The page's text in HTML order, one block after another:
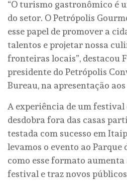
“O turismo gastronômico é
do setor. O Petrópolis
esse papel de promover a
talentos e projetar nossa
fronteiras locais”, destacou
presidente do Petrópolis
Bureau, na apresentação
A experiência de um festival
desdobra fora das casas
testada com sucesso em
levamos o evento ao Parque
como esse formato
festival e traz novos